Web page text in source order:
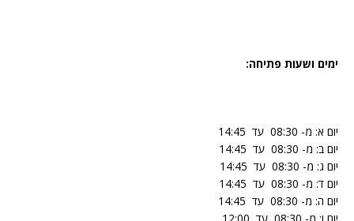
ימים ושעות פתיחה:
יום א: מ- 08:30 עד 14:45
יום ב: מ- 08:30 עד 14:45
יום ג: מ- 08:30 עד 14:45
יום ד: מ- 08:30 עד 14:45
יום ה: מ- 08:30 עד 14:45